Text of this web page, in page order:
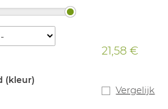
(kleur)
21,58 €
Vergelijk